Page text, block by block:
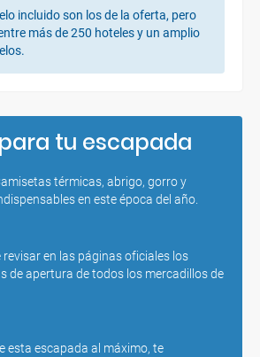
FR
09:20
MAD
incluido son los de la oferta, pero
más de 250 hoteles y un amplio
tu escapada
térmicas, abrigo, gorro y
en este época del año.
revisar en las páginas oficiales los
de apertura de todos los mercadillos de
esta escapada al máximo, te